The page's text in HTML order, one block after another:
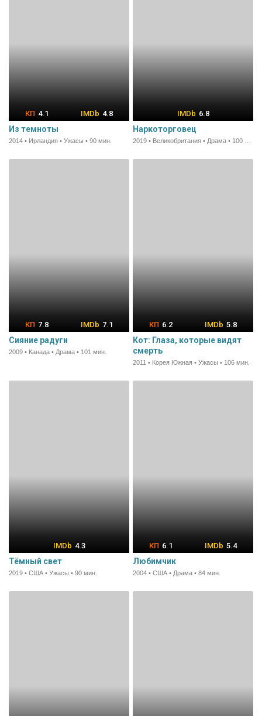
4.1 4.8
Из темноты
2014 • Ирландия • Ужасы • 90 мин.
6.8
Наркоторговец
7.8 7.1
Сияние радуги
2009 • Канада • Драма • 101 мин.
6.2 5.8
Кот: Глаза, которые видят
смерть
2011 • Корея Южная • Ужасы • 106 мин.
4.3
Тёмный свет
2019 • США • Ужасы • 90 мин.
6.1 5.4
Любимчик
2004 • США • Драма • 84 мин.